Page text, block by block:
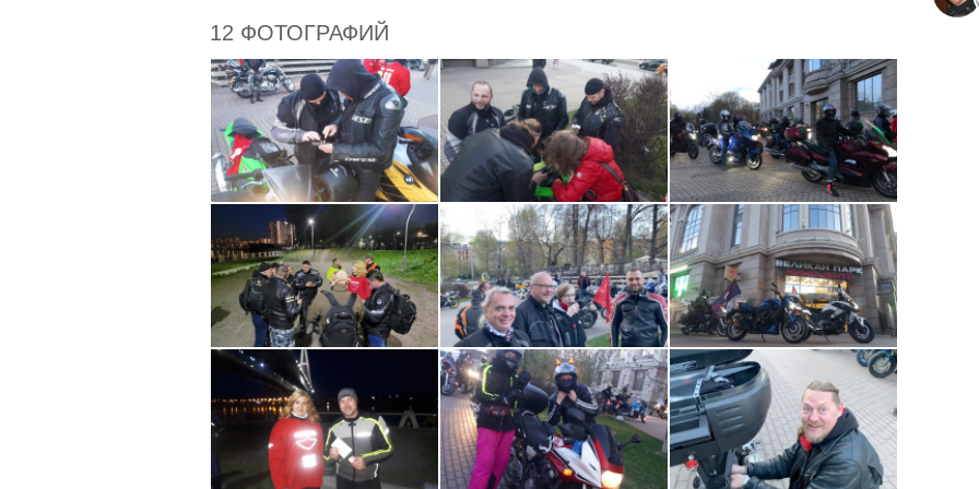
Разыгрываем два билета в кино
Два билета в кинотеатр «Великан Парк» с открытой датой и купон на 4-ох
часовую парковку мотоцикла, получит случайный участник встречи-
прохвата. Для участия, необходимо приехать на встречу на мотоцикле и
проехать до финальной точки маршрута, быть отмеченным как участник
или возможный участник, этого события на МотоБратан. Розыгрыш
состоится на завершающей точке, в случайном порядке.
Собираемся с 20:00 в Александровском паркеу кино-центра «Великан
Парк» (специальная парковка для мотоциклов, точка отмечена на карте
ниже), знакомимся, стартуем примерно в 20:30. Цель и маршрут будет
объявлен на месте сбора. Учимся или вспоминаем как ездить колонной в
шахматном порядке (будет краткий инструктаж).
Простые, но обязательные правила:
12 ФОТОГРАФИЙ